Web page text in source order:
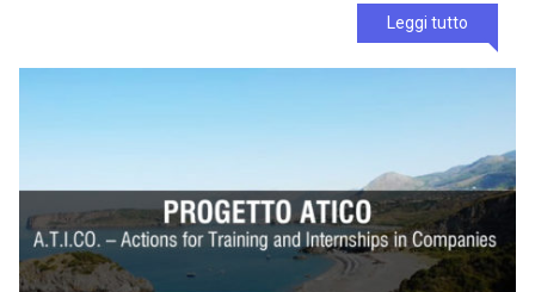
Leggi tutto